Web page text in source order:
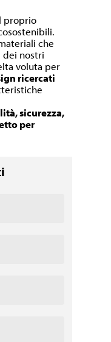
proprio
che
dei nostri
voluta per
ricercati
sicurezza,
per